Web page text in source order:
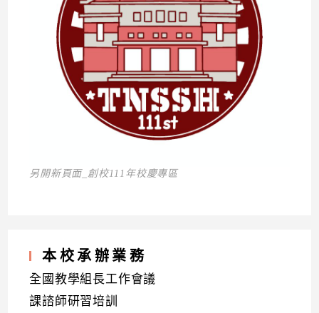
另開新頁面_創校111年校慶專區
本校承辦業務
全國教學組長工作會議
課諮師研習培訓